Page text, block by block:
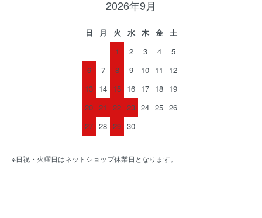
2026年9月
日 月 火 水 木 金
土
1
2 3 4
5
6
7 8 9 10 11
12
13 14 15 16 17 18 19
20 21 22 23 24 25 26
27 28 29 30
※日祝・火曜日はネットショップ休業日となります。